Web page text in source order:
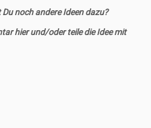
noch andere Ideen dazu?
hier und/oder teile die Idee mit